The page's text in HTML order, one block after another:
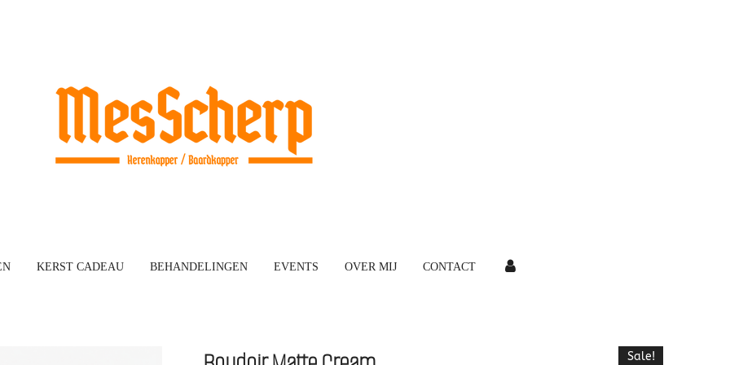
KERST CADEAU BEHANDELINGEN EVENTS OVER MIJ CONTACT
Sale!